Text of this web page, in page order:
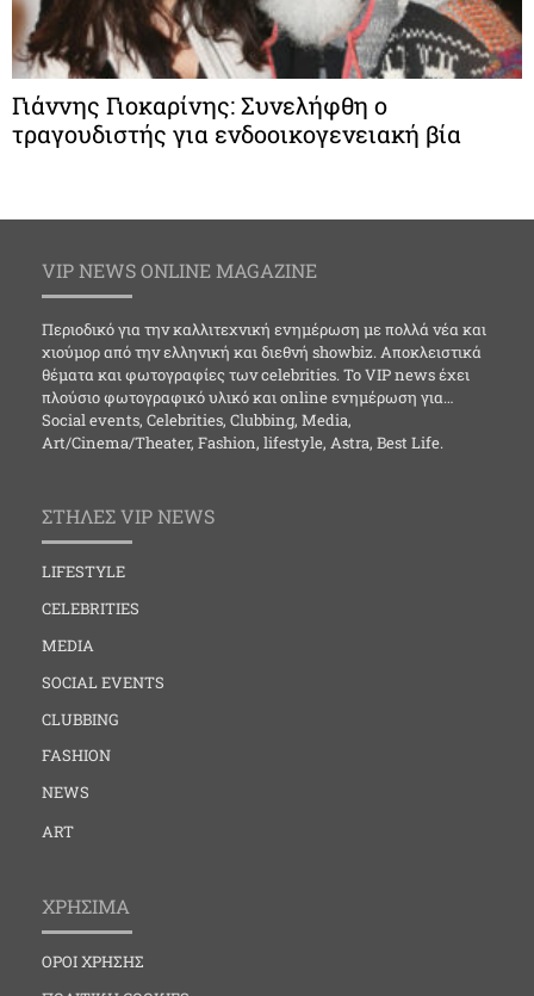
Γιάννης Γιοκαρίνης: Συνελήφθη ο
τραγουδιστής για ενδοοικογενειακή βία
VIP NEWS ONLINE MAGAZINE
Περιοδικό για την καλλιτεχνική ενημέρωση με πολλά νέα και
χιούμορ από την ελληνική και διεθνή showbiz. Αποκλειστικά
θέματα και φωτογραφίες των celebrities. Το VIP news έχει
πλούσιο φωτογραφικό υλικό και online ενημέρωση για…
Social events, Celebrities, Clubbing, Media,
Art/Cinema/Theater, Fashion, lifestyle, Astra, Best Life.
ΣΤΗΛΕΣ VIP NEWS
LIFESTYLE
CELEBRITIES
MEDIA
SOCIAL EVENTS
CLUBBING
FASHION
NEWS
ART
ΧΡΗΣΙΜΑ
ΟΡΟΙ ΧΡΗΣΗΣ